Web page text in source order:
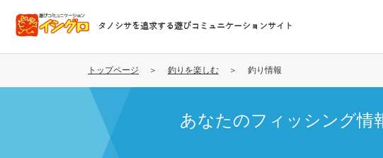
コ
テ
タノシサを追求する遊びコミュニケーションサイト
トップページ 釣りを楽しむ 釣り情報
あなたのフィッシング情